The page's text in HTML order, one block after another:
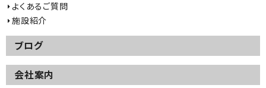
よくあるご質問
施設紹介
ブログ
会社案内